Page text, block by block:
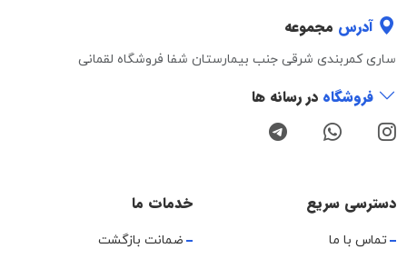
آدرس مجموعه
ساری کمربندی شرقی جنب بیمارستان شفا فروشگاه لقمانی
فروشگاه در رسانه ها
دسترسی سریع
تماس با ما
خدمات ما
ضمانت بازگشت